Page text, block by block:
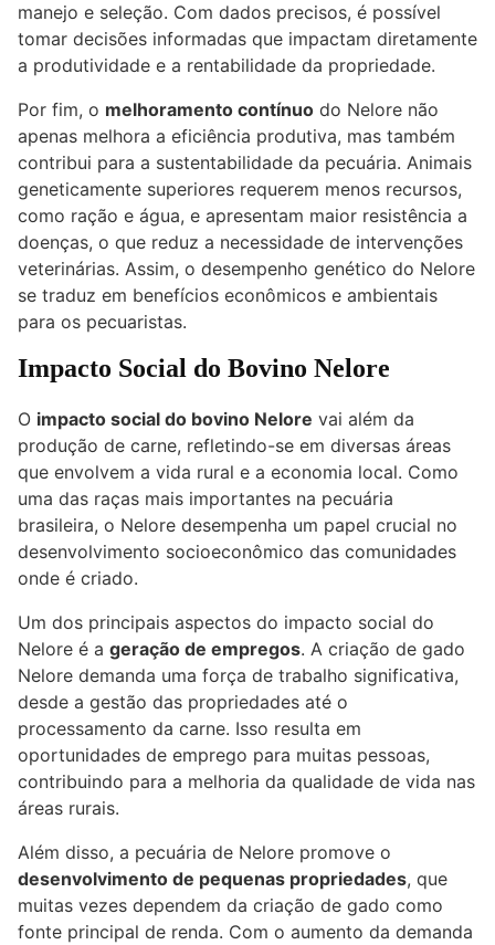
manejo e seleção. Com dados precisos, é possível
tomar decisões informadas que impactam diretamente
a produtividade e a rentabilidade da propriedade.
Por fim, o melhoramento contínuo do Nelore não
apenas melhora a eficiência produtiva, mas também
contribui para a sustentabilidade da pecuária. Animais
geneticamente superiores requerem menos recursos,
como ração e água, e apresentam maior resistência a
doenças, o que reduz a necessidade de intervenções
veterinárias. Assim, o desempenho genético do Nelore
se traduz em benefícios econômicos e ambientais
para os pecuaristas.
Impacto Social do Bovino Nelore
O impacto social do bovino Nelore vai além da
produção de carne, refletindo-se em diversas áreas
que envolvem a vida rural e a economia local. Como
uma das raças mais importantes na pecuária
brasileira, o Nelore desempenha um papel crucial no
desenvolvimento socioeconômico das comunidades
onde é criado.
Um dos principais aspectos do impacto social do
Nelore é a geração de empregos. A criação de gado
Nelore demanda uma força de trabalho significativa,
desde a gestão das propriedades até o
processamento da carne. Isso resulta em
oportunidades de emprego para muitas pessoas,
contribuindo para a melhoria da qualidade de vida nas
áreas rurais.
Além disso, a pecuária de Nelore promove o
desenvolvimento de pequenas propriedades, que
muitas vezes dependem da criação de gado como
fonte principal de renda. Com o aumento da demanda